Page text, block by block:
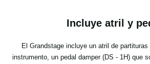
Incluye atril y
El Grandstage incluye un atril de partituras
instrumento, un pedal damper (DS - 1H) que